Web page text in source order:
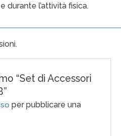
durante l’attività fisica.
“Set di Accessori
per pubblicare una